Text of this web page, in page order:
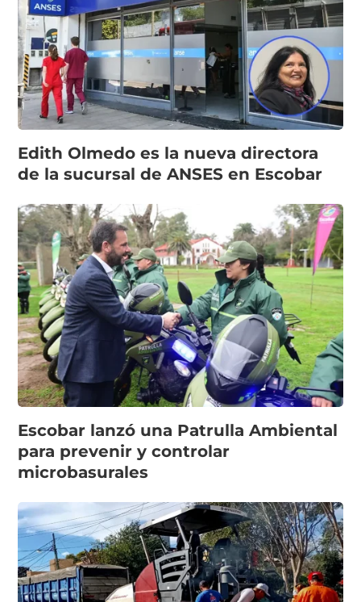
Edith Olmedo es la nueva directora
de la sucursal de ANSES en Escobar
Escobar lanzó una Patrulla Ambiental
para prevenir y controlar
microbasurales